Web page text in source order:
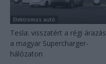
Elektromos autó
Tesla: visszatért a régi árazás
a magyar Supercharger-
hálózaton